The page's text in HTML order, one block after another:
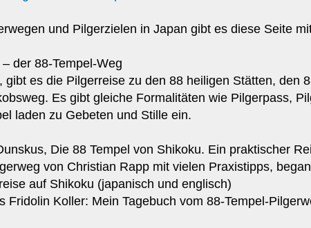
und Pilgerzielen in Japan gibt es diese Seite
der 88-Tempel-Weg
es die Pilgerreise zu den 88 heiligen Stätten, den
Es gibt gleiche Formalitäten wie Pilgerpass,
laden zu Gebeten und Stille ein.
Die 88 Tempel von Shikoku. Ein praktischer
von Christian Rapp mit vielen Praxistipps,
auf Shikoku (japanisch und englisch)
Fridolin Koller: Mein Tagebuch vom 88-Tempel-